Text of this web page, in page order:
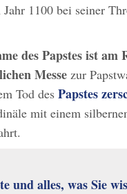
1100 bei seiner
des Papstes ist am
Messe zur
Tod des Papstes
mit einem
und alles, was Sie